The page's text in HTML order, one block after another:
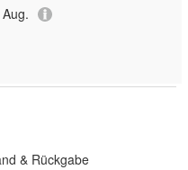
& Rückgabe